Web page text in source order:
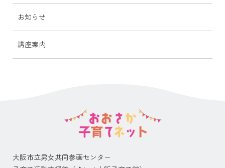
お知らせ
講座案内
大阪市立男女共同参画センター